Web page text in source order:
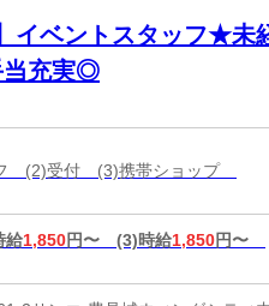
イベントスタッフ★未
当充実◎
(2)受付 (3)携帯ショップ
給1,850円〜 (3)時給1,850円〜